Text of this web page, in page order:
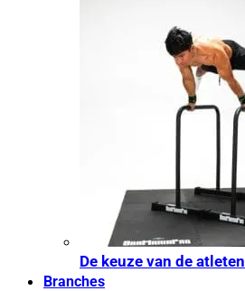
De keuze van de atleten
Branches